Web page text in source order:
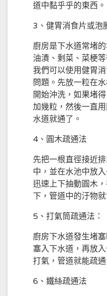
道中黏乎乎的東西。
3、健胃消食片或泡
廚房是下水道常堵
油漬、剩菜、菜梗
我們可以使用健胃
問題。先放一粒在
開始沖洗，如果堵
加幾粒，然後一直
水道就通了。
4、圓木疏通法
先把一根直徑接近
中，並在水池中放
迅速上下抽動圓木
下，管道中的汙物就
5、打氣筒疏通法：
廚房下水道發生堵
塞入下水道，再放
打氣，管道就能疏通
6、鐵絲疏通法